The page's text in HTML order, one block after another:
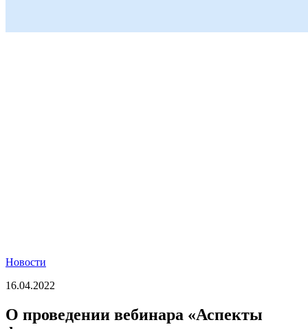
Новости
16.04.2022
О проведении вебинара «Аспекты